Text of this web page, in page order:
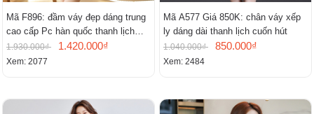
Mã F896: đầm váy đẹp dáng trung
cao cấp Pc hàn quốc thanh lịch
mới
1.930.000₫ 1.420.000₫
Xem: 2077
Mã A577 Giá 850K: chân váy xếp
ly dáng dài thanh lịch cuốn hút
1.040.000₫ 850.000₫
Xem: 2484